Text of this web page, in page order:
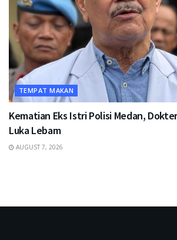
TEMPAT MAKAN
Kematian Eks Istri Polisi Medan,
Luka Lebam
AUGUST 7, 2026